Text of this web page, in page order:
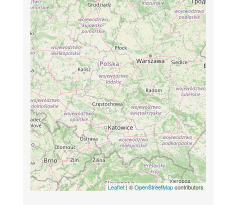
Leaflet| ©OpenStreetMapcontributors